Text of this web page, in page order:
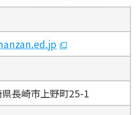
長崎市上野町25-1